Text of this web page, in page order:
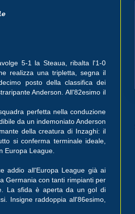
5-1 la Steaua, ribalta l'1-0
realizza una tripletta, segna il
posto della classifica dei
Anderson. All'82esimo il
perfetta nella conduzione
da un indemoniato Anderson
della creatura di Inzaghi: il
si conferma terminale ideale,
Europa League.
addio all'Europa League già ai
Germania con tanti rimpianti per
La sfida è aperta da un gol di
Insigne raddoppia all'86esimo,